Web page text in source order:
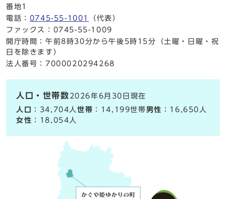
番地1
電話： 0745-55-1001
（代表）
ファックス：0745-55-1009
開庁時間：午前8時30分から午後5時15分（土曜・日曜・祝
日を除きます）
法人番号：7000020294268
人口・世帯数 2026年6月30日現在
人口
：34,704人世帯 ：14,199世帯男性 ：16,650人
女性 ：18,054人